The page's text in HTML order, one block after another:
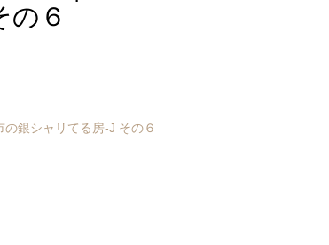
の６
銀シャリてる房-J その６